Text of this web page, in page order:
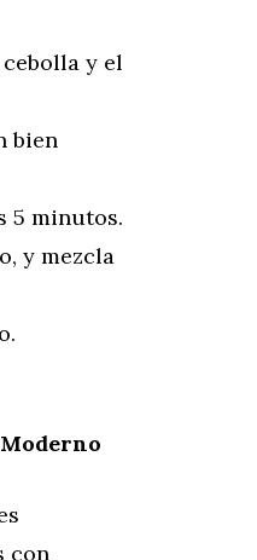
y el
bien
5 minutos.
y mezcla
con